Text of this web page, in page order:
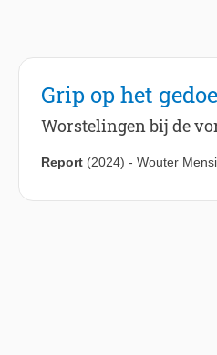
Grip op het gedoe
Worstelingen bij de
Report (2024) - Wouter